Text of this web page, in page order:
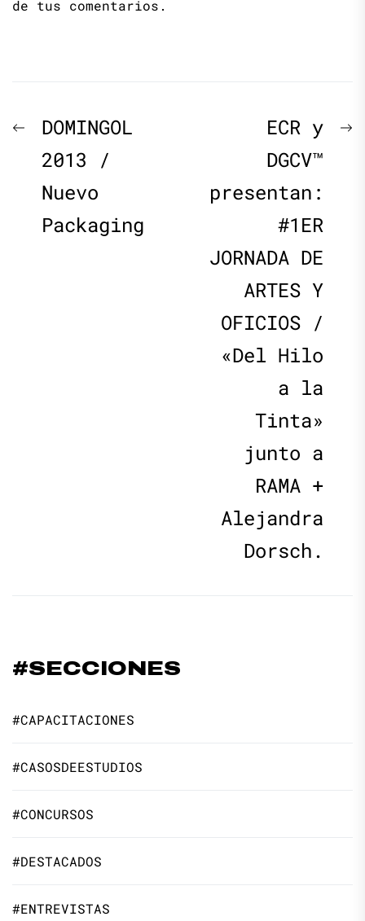
de tus comentarios.
Navegación
de
entradas
Previous
post:
DOMINGOL
2013 /
Nuevo
Packaging
ECR y
DGCV™
presentan:
#1ER
JORNADA DE
ARTES Y
OFICIOS /
«Del Hilo
a la
Tinta»
junto a
RAMA +
Alejandra
Dorsch.
#SECCIONES
#CAPACITACIONES
#CASOSDEESTUDIOS
#CONCURSOS
#DESTACADOS
#ENTREVISTAS